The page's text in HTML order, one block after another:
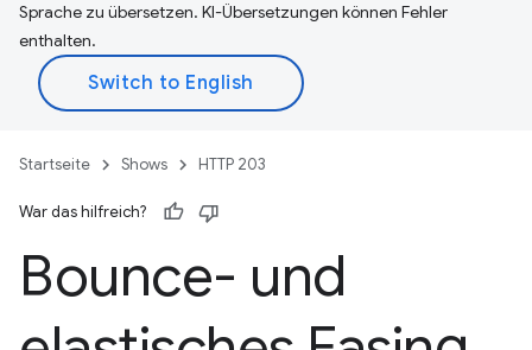
Sprache zu übersetzen. KI-Übersetzungen können Fehler
enthalten.
Startseite Shows HTTP 203
War das hilfreich?
Bounce- und